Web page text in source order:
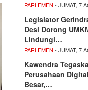
PARLEMEN - JUMAT, 7
Legislator
Desi Dorong
Lindungi…
PARLEMEN - JUMAT, 7
Kawendra
Perusahaan
Besar,…